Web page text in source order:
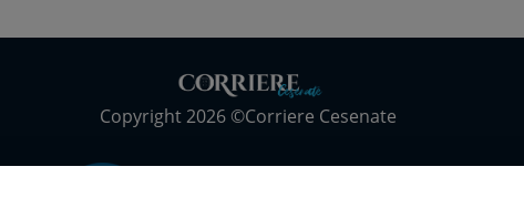
Copyright 2026 ©Corriere Cesenate